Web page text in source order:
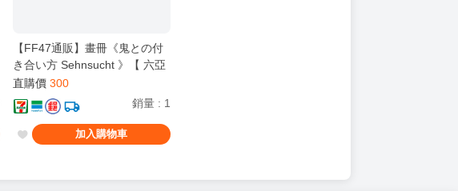
【FF47通販】畫冊《鬼との付
き合い方 Sehnsucht 》【 六亞
/ りょりょや / 蔚藍檔案 ブルア
カ / 鬼方佳世子 / 鬼方カヨコ /
便利屋 68】
直購價 300
銷量 : 1
加入購物車